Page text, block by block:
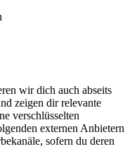
wir dich auch abseits
zeigen dir relevante
verschlüsselten
externen Anbietern
sofern du deren